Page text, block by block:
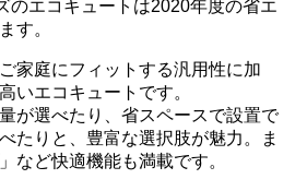
のエコキュートは2020年度の省エ
す。
家庭にフィットする汎用性に加
いエコキュートです。
が選べたり、省スペースで設置で
たりと、豊富な選択肢が魅力。ま
など快適機能も満載です。